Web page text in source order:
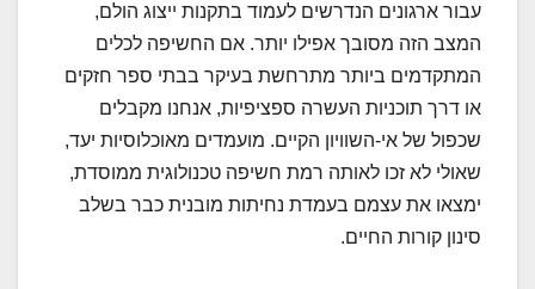
עבור ארגונים הנדרשים לעמוד בתקנות ייצוג הולם,
המצב הזה מסובך אפילו יותר. אם החשיפה לכלים
המתקדמים ביותר מתרחשת בעיקר בבתי ספר חזקים
או דרך תוכניות העשרה ספציפיות, אנחנו מקבלים
שכפול של אי-השוויון הקיים. מועמדים מאוכלוסיות יעד,
שאולי לא זכו לאותה רמת חשיפה טכנולוגית ממוסדת,
ימצאו את עצמם בעמדת נחיתות מובנית כבר בשלב
סינון קורות החיים.